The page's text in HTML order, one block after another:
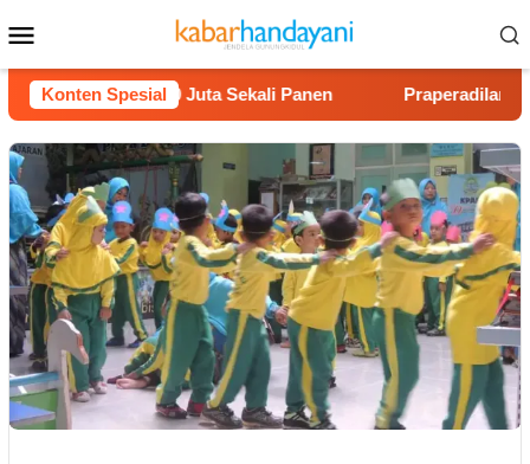
ke
kontenMobile
Konten Spesial
Rp40 Juta Sekali Panen Praperadilan Raudi